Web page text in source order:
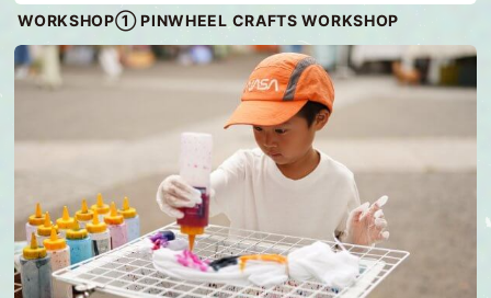
WORKSHOP① PINWHEEL CRAFTS WORKSHOP